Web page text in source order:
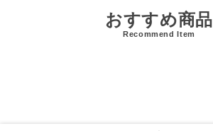
おすすめ商品
Recommend Item